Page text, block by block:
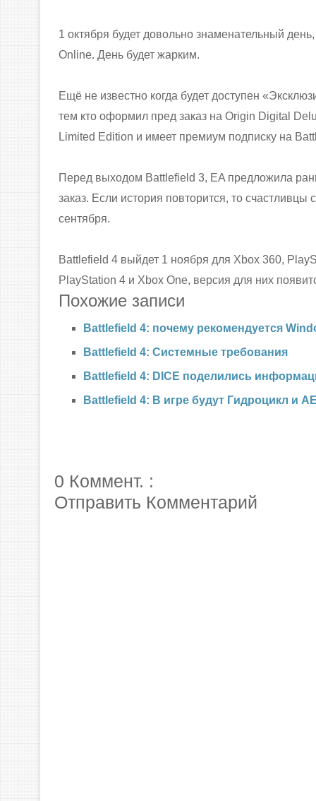
1 октября будет довольно знаменательный
Online. День будет жарким.
Ещё не известно когда будет доступен
тем кто оформил пред заказ на Origin Digital
Limited Edition и имеет премиум подписку на
Перед выходом Battlefield 3, EA предложила
заказ. Если история повторится, то
сентября.
Battlefield 4 выйдет 1 ноября для Xbox 360,
PlayStation 4 и Xbox One, версия для них
Похожие записи
Battlefield 4: почему рекомендуется
Battlefield 4: Системные требования
Battlefield 4: DICE поделились
Battlefield 4: В игре будут Гидроцикл и
0 Коммент. :
Отправить Комментарий